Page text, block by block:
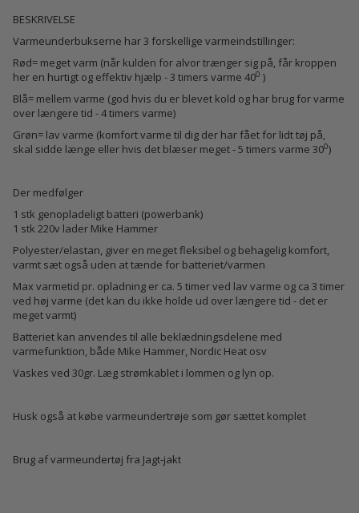
BESKRIVELSE
Varmeunderbukserne har 3 forskellige varmeindstillinger:
Rød= meget varm (når kulden for alvor trænger sig på, får kroppen
her en hurtigt og effektiv hjælp - 3 timers varme 400 )
Blå= mellem varme (god hvis du er blevet kold og har brug for varme
over længere tid - 4 timers varme)
Grøn= lav varme (komfort varme til dig der har fået for lidt tøj på,
skal sidde længe eller hvis det blæser meget - 5 timers varme 300)
Der medfølger
1 stk genopladeligt batteri (powerbank)
1 stk 220v lader Mike Hammer
Polyester/elastan, giver en meget fleksibel og behagelig komfort,
varmt sæt også uden at tænde for batteriet/varmen
Max varmetid pr. opladning er ca. 5 timer ved lav varme og ca 3 timer
ved høj varme (det kan du ikke holde ud over længere tid - det er
meget varmt)
Batteriet kan anvendes til alle beklædningsdelene med
varmefunktion, både Mike Hammer, Nordic Heat osv
Vaskes ved 30gr. Læg strømkablet i lommen og lyn op.
Husk også at købe varmeundertrøje som gør sættet komplet
Brug af varmeundertøj fra Jagt-jakt